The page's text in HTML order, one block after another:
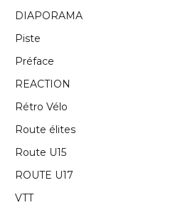
DIAPORAMA
Piste
Préface
REACTION
Rétro Vélo
Route élites
Route U15
ROUTE U17
VTT